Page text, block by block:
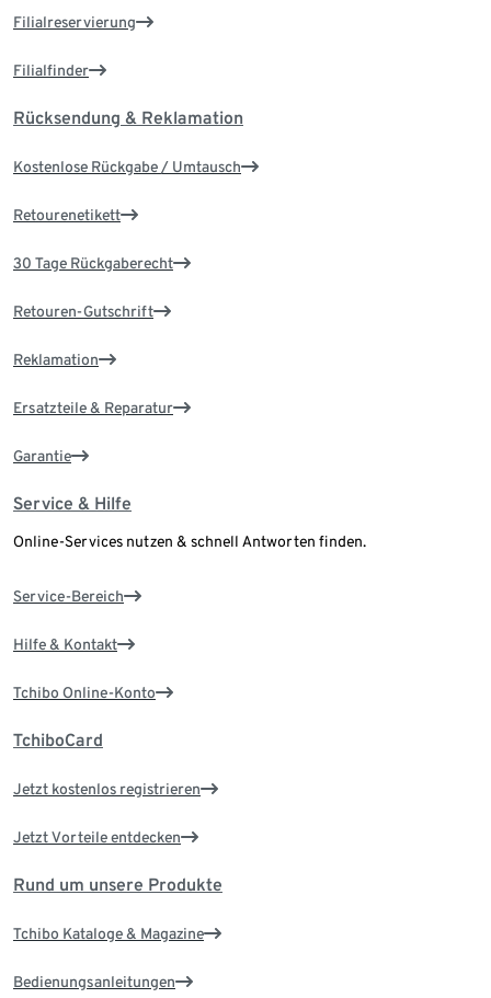
Filialreservierung
Filialfinder
Rücksendung & Reklamation
Kostenlose Rückgabe / Umtausch
Retourenetikett
30 Tage Rückgaberecht
Retouren-Gutschrift
Reklamation
Ersatzteile & Reparatur
Garantie
Service & Hilfe
Online-Services nutzen & schnell Antworten finden.
Service-Bereich
Hilfe & Kontakt
Tchibo Online-Konto
TchiboCard
Jetzt kostenlos registrieren
Jetzt Vorteile entdecken
Rund um unsere Produkte
Tchibo Kataloge & Magazine
Bedienungsanleitungen